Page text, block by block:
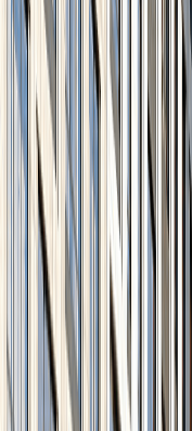
Посмотреть все
Сити-комплекс
индивидуальный
возводящийся в
Москвы, в
основного
Жильцам будет
консьерж-сервис,
за короткий срок.